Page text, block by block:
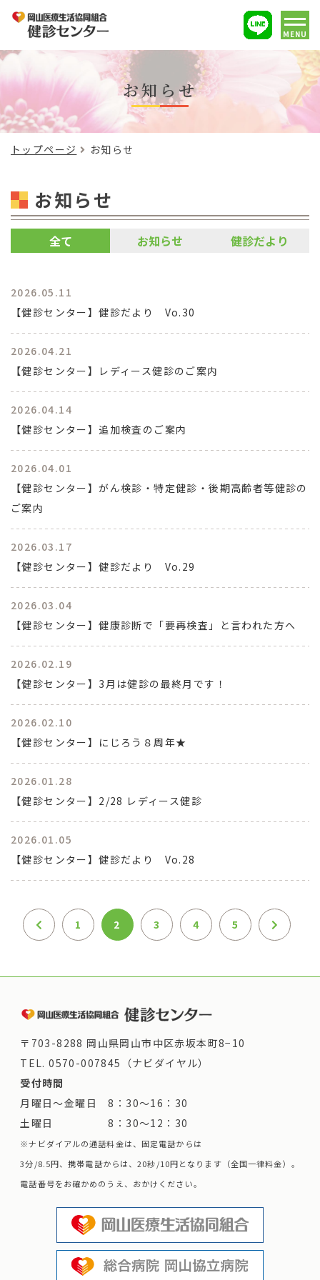
MENU
お知らせ
トップページ お知らせ
お知らせ
全て お知らせ 健診だより
2026.05.11
【健診センター】健診だより Vo.30
2026.04.21
【健診センター】レディース健診のご案内
2026.04.14
【健診センター】追加検査のご案内
2026.04.01
【健診センター】がん検診・特定健診・後期高齢者等健診の
ご案内
2026.03.17
【健診センター】健診だより Vo.29
2026.03.04
【健診センター】健康診断で「要再検査」と言われた方へ
2026.02.19
【健診センター】3月は健診の最終月です！
2026.02.10
【健診センター】にじろう８周年★
2026.01.28
【健診センター】2/28 レディース健診
2026.01.05
【健診センター】健診だより Vo.28
1 2 3 4 5
〒703-8288 岡山県岡山市中区赤坂本町8−10
TEL.0570-007845（ナビダイヤル）
受付時間
月曜日～金曜日 8：30～16：30
土曜日 8：30～12：30
※ナビダイアルの通話料金は、固定電話からは
3分/8.5円、携帯電話からは、20秒/10円となります（全国一律料金）。
電話番号をお確かめのうえ、おかけください。